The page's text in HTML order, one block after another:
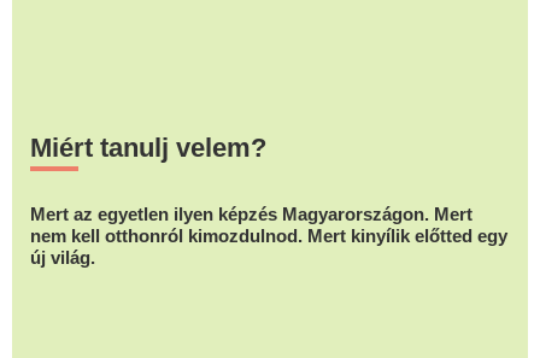
Miért tanulj velem?
Mert az egyetlen ilyen képzés Magyarországon. Mert
nem kell otthonról kimozdulnod. Mert kinyílik előtted egy
új világ.